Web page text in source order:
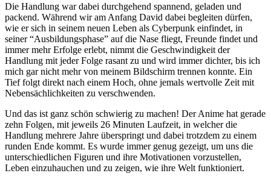
Die Handlung war dabei durchgehend spannend, geladen und
packend. Während wir am Anfang David dabei begleiten dürfen,
wie er sich in seinem neuen Leben als Cyberpunk einfindet, in
seiner “Ausbildungsphase” auf die Nase fliegt, Freunde findet und
immer mehr Erfolge erlebt, nimmt die Geschwindigkeit der
Handlung mit jeder Folge rasant zu und wird immer dichter, bis ich
mich gar nicht mehr von meinem Bildschirm trennen konnte. Ein
Tief folgt direkt nach einem Hoch, ohne jemals wertvolle Zeit mit
Nebensächlichkeiten zu verschwenden.
Und das ist ganz schön schwierig zu machen! Der Anime hat gerade
zehn Folgen, mit jeweils 26 Minuten Laufzeit, in welcher die
Handlung mehrere Jahre überspringt und dabei trotzdem zu einem
runden Ende kommt. Es wurde immer genug gezeigt, um uns die
unterschiedlichen Figuren und ihre Motivationen vorzustellen,
Leben einzuhauchen und zu zeigen, wie ihre Welt funktioniert.